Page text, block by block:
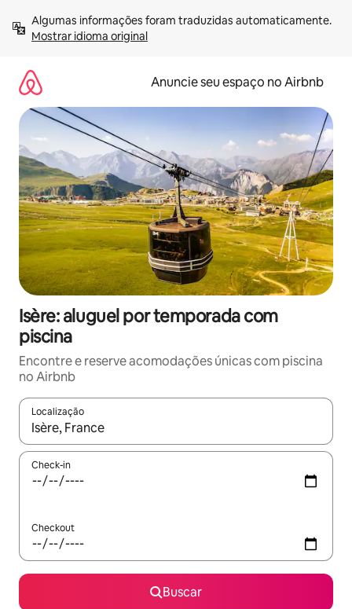
para
Mostrar idioma original
Anuncie seu espaço no Airbnb
Isère: aluguel por temporada com
piscina
Encontre e reserve acomodações únicas com piscina
no Airbnb
Localização
Quando os resultados estiverem disponíveis, explore-os
Check-in
Checkout
Buscar